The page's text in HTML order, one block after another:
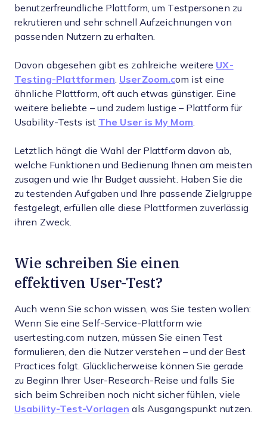
benutzerfreundliche Plattform, um Testpersonen zu
rekrutieren und sehr schnell Aufzeichnungen von
passenden Nutzern zu erhalten.
Davon abgesehen gibt es zahlreiche weitere UX-
Testing-Plattformen UserZoom.com ist eine
ähnliche Plattform, oft auch etwas günstiger. Eine
weitere beliebte – und zudem lustige – Plattform für
Usability-Tests ist The User is My Mom
Letztlich hängt die Wahl der Plattform davon ab,
welche Funktionen und Bedienung Ihnen am meisten
zusagen und wie Ihr Budget aussieht. Haben Sie die
zu testenden Aufgaben und Ihre passende Zielgruppe
festgelegt, erfüllen alle diese Plattformen zuverlässig
ihren Zweck.
Wie schreiben Sie einen
effektiven User-Test?
Auch wenn Sie schon wissen, was Sie testen wollen:
Wenn Sie eine Self-Service-Plattform wie
usertesting.com nutzen, müssen Sie einen Test
formulieren, den die Nutzer verstehen – und der Best
Practices folgt. Glücklicherweise können Sie gerade
zu Beginn Ihrer User-Research-Reise und falls Sie
sich beim Schreiben noch nicht sicher fühlen, viele
Usability-Test-Vorlagen als Ausgangspunkt nutzen.